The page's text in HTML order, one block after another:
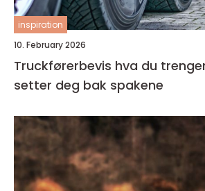
inspiration
10. February 2026
Truckførerbevis hva du trenger å vite før du
setter deg bak spakene